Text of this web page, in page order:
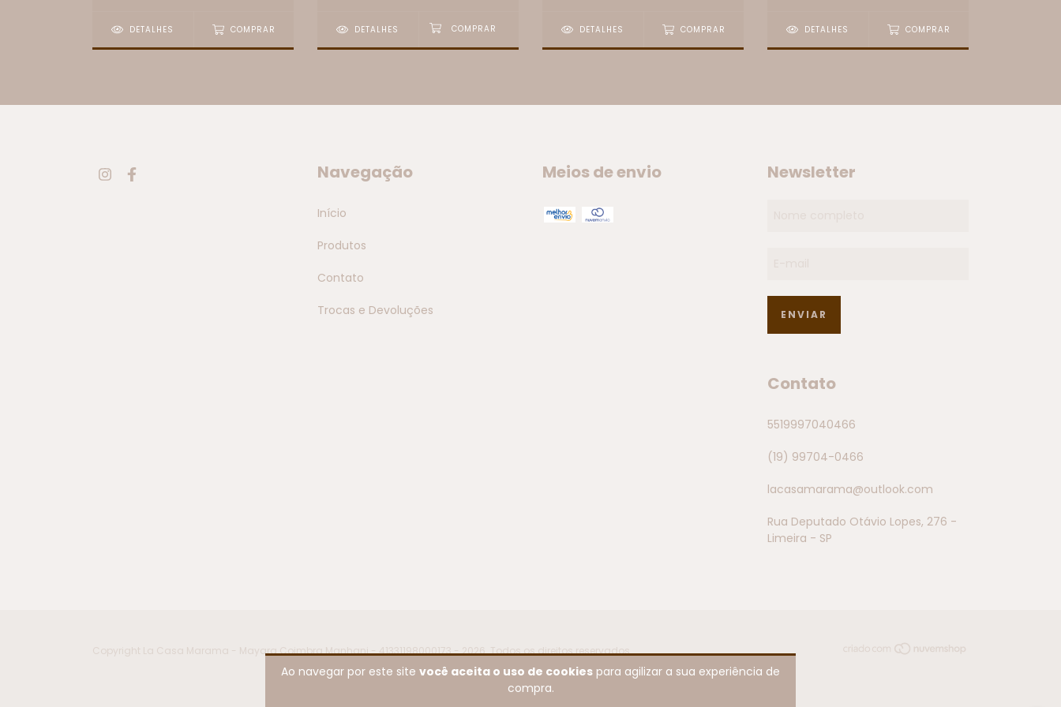
Ao navegar por este site você aceita o uso de cookies para agilizar a sua experiência de
compra.
DETALHES COMPRAR DETALHES DETALHES COMPRAR DETALHES COMPRAR
Navegação
Início
Produtos
Contato
Trocas e Devoluções
Meios de envio Newsletter
Contato
5519997040466
(19) 99704-0466
lacasamarama@outlook.com
Rua Deputado Otávio Lopes, 276 -
Limeira - SP
Copyright La Casa Marama - Mayara Coimbra Manhani - 41331198000173 - 2026. Todos os direitos reservados.